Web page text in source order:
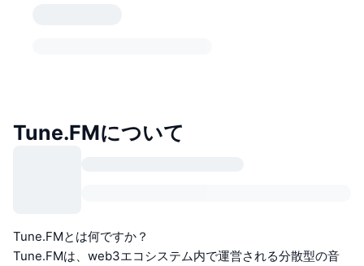
Tune.FMについて
Tune.FMとは何ですか？
Tune.FMは、web3エコシステム内で運営される分散型の音